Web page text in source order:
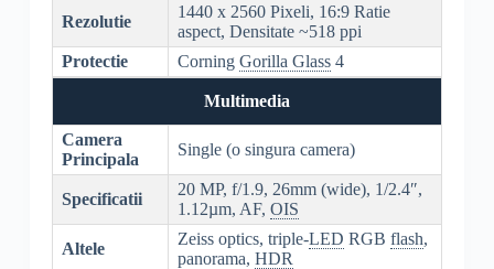
Rezolutie
1440 x 2560 Pixeli, 16:9 Ratie
aspect, Densitate ~518 ppi
Protectie
Corning Gorilla Glass4
Multimedia
Camera
Principala
Single (o singura camera)
Specificatii
20 MP, f/1.9, 26mm (wide), 1/2.4″,
1.12µm, AF, OIS
Altele
Zeiss optics, triple-LED RGB flash,
panorama, HDR